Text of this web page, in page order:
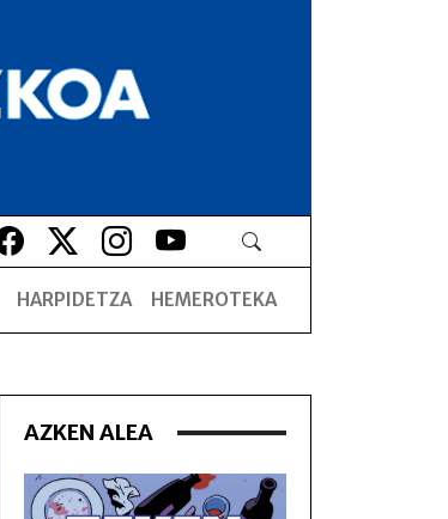
Lehio berrian irekiko da
Lehio berrian irekiko da
Lehio berrian irekiko da
Lehio berrian irekiko da
HARPIDETZA HEMEROTEKA
AZKEN ALEA